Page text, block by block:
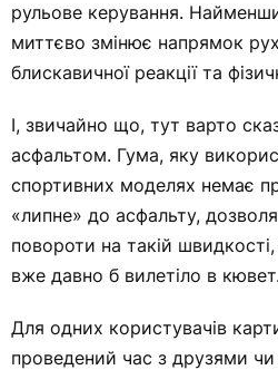
рульове керування.
миттєво змінює напрямок
блискавичної реакції та
І, звичайно що, тут варто
асфальтом. Гума, яку
спортивних моделях немає
«липне» до асфальту,
повороти на такій
вже давно б вилетіло в
Для одних користувачів
проведений час з друзями